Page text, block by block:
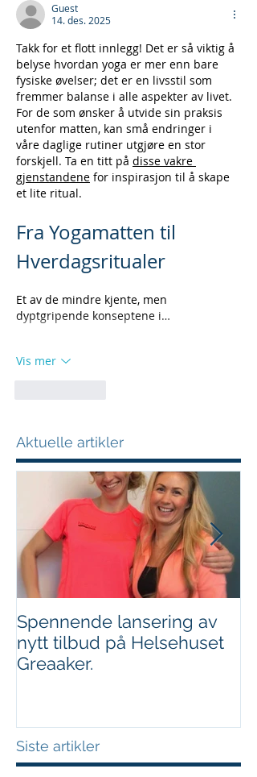
Guest
14. des. 2025
Takk for et flott innlegg! Det er så viktig å
belyse hvordan yoga er mer enn bare
fysiske øvelser; det er en livsstil som
fremmer balanse i alle aspekter av livet.
For de som ønsker å utvide sin praksis
utenfor matten, kan små endringer i
våre daglige rutiner utgjøre en stor
forskjell. Ta en titt på disse vakre
gjenstandene for inspirasjon til å skape
et lite ritual.
Fra Yogamatten til
Hverdagsritualer
Et av de mindre kjente, men
dyptgripende konseptene i…
Vis mer
Aktuelle artikler
Spennende lansering av
nytt tilbud på Helsehuset
Greaaker.
Siste artikler